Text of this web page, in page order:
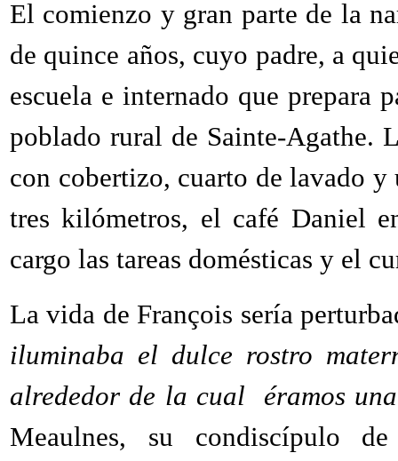
El comienzo y gran parte de la
de quince años, cuyo padre, a
escuela e internado que prepara
poblado rural de Sainte-Agathe.
con cobertizo, cuarto de lavado
tres kilómetros, el café Daniel
cargo las tareas domésticas y el
La vida de François sería
iluminaba el dulce rostro
alrededor de la cual éramos
Meaulnes, su condiscípulo